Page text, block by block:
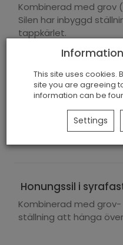
Kombinerad med grov
Silen har inbyggd
tappkärlet.
Add feedback:
st.
Honungssil i
Kombinerad med grov-
ställning att hänga
This site uses cookies.
site you are agreeing
information can be
Settings